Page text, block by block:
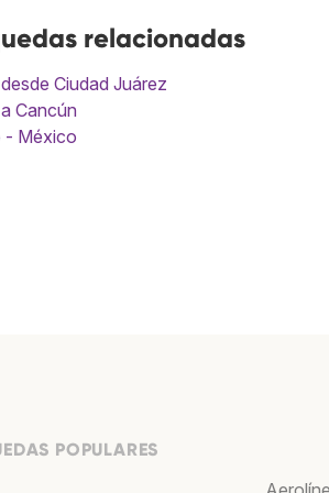
relacionadas
Ciudad Juárez
Cancún
- México
POPULARES